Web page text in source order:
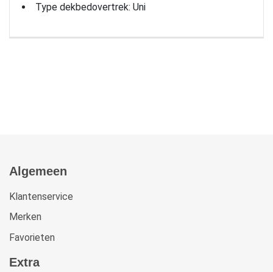
Type dekbedovertrek: Uni
Algemeen
Klantenservice
Merken
Favorieten
Extra